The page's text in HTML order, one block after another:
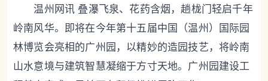
温州网讯 叠瀑飞泉、花药含烟，趟栊门轻启千年
岭南风华。即将在今年第十五届中国（温州）国际园
林博览会亮相的广州园，以精妙的造园技艺，将岭南
山水意境与建筑智慧凝缩于方寸天地。广州园建设工